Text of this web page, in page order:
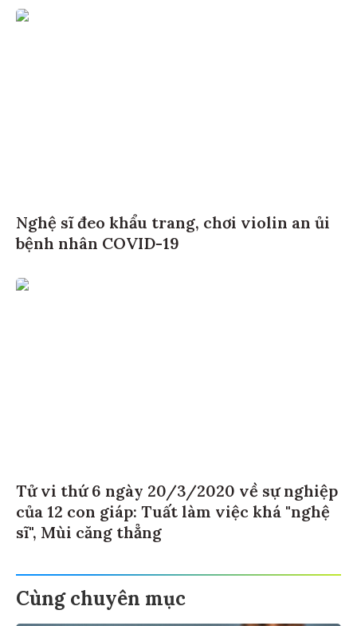
Nghệ sĩ đeo khẩu trang, chơi violin an ủi
bệnh nhân COVID-19
Tử vi thứ 6 ngày 20/3/2020 về sự nghiệp
của 12 con giáp: Tuất làm việc khá "nghệ
sĩ", Mùi căng thẳng
Cùng chuyên mục